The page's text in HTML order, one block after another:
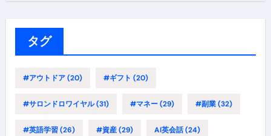
タグ
#アウトドア(20) #ギフト (20)
#サロンドロワイヤル(31) #マネー(29) #副業(32)
#英語学習(26) #資産(29) AI英会話(24)